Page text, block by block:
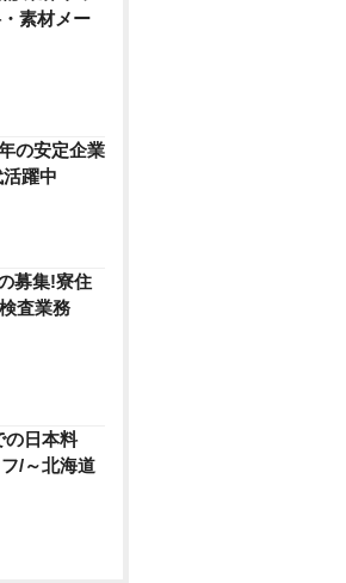
素材メー
の安定企業
活躍中
募集!寮住
査業務
の日本料
/～北海道